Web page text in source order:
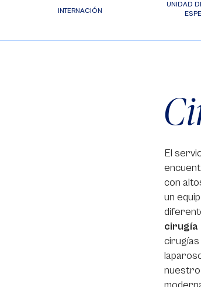
INTERNACIÓN
UNIDAD
El
con
un
cirugía
cirugías